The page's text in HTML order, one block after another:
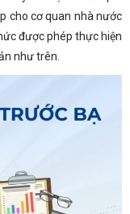
cho cơ quan nhà nước
được phép thực hiện
như trên.